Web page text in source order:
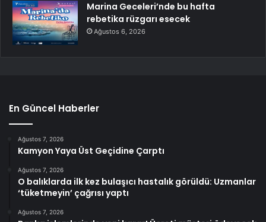
Marina Geceleri’nde bu hafta
rebetika rüzgarı esecek
Ağustos 6, 2026
En Güncel Haberler
Ağustos 7, 2026
Kamyon Yaya Üst Geçidine Çarptı
Ağustos 7, 2026
O balıklarda ilk kez bulaşıcı hastalık görüldü: Uzmanlar
‘tüketmeyin’ çağrısı yaptı
Ağustos 7, 2026